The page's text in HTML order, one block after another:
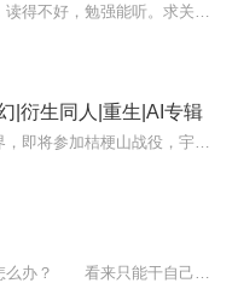
|衍生同人|重生|AI专辑